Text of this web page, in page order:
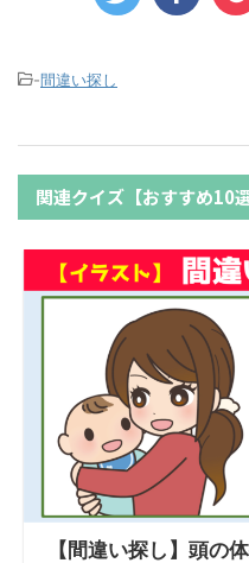
-間違い探し
関連クイズ【おすすめ10選
【間違い探し】頭の